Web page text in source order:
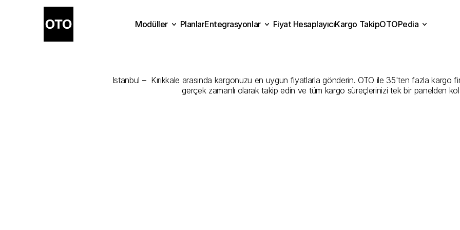
Istanbul –  Kırıkkale arasında kargonuzu en uygun fiyatlarla gönderin. OTO ile 35'ten fazla kargo
gerçek zamanlı olarak takip edin ve tüm kargo süreçlerinizi tek bir panelden
Modüller
PlanlarEntegrasyonlar
Fiyat HesaplayıcıKargo TakipOTOPedia